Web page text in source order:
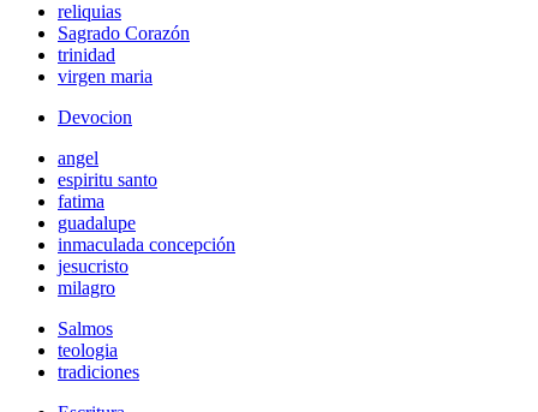
reliquias
Sagrado Corazón
trinidad
virgen maria
Devocion
angel
espiritu santo
fatima
guadalupe
inmaculada concepción
jesucristo
milagro
Salmos
teologia
tradiciones